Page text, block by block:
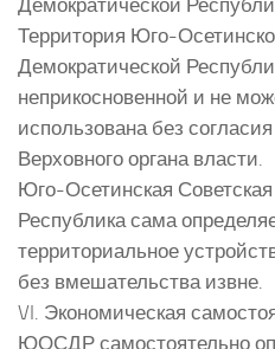
Территория Юго-
Демократической
неприкосновенной и не
использована без
Верховного органа власти.
Юго-Осетинская
Республика сама
территориальное
без вмешательства извне.
VI. Экономическая
ЮОСДР самостоятельно